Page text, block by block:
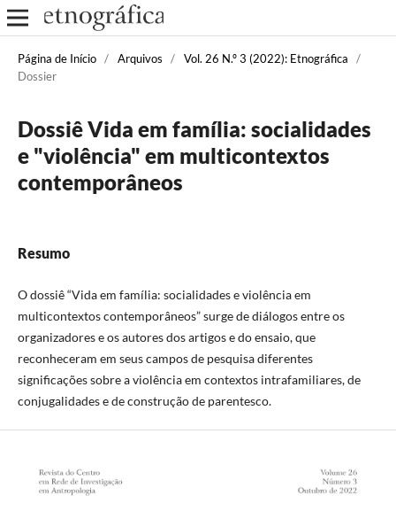
Página de Início / Arquivos / Vol. 26 N.º 3 (2022): Etnográfica
/
Dossier
Dossiê Vida em família: socialidades
e "violência" em multicontextos
contemporâneos
Resumo
O dossiê “Vida em família: socialidades e violência em
multicontextos contemporâneos” surge de diálogos entre os
organizadores e os autores dos artigos e do ensaio, que
reconheceram em seus campos de pesquisa diferentes
significações sobre a violência em contextos intrafamiliares, de
conjugalidades e de construção de parentesco.